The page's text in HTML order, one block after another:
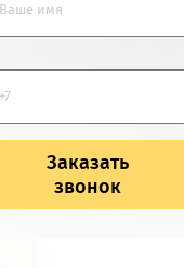
Заказать
звонок